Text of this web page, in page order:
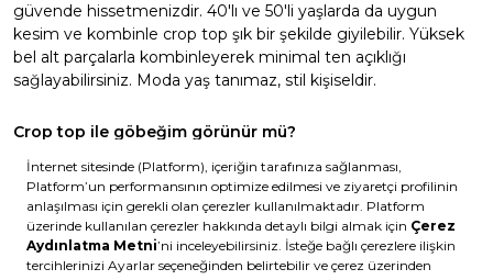
güvende hissetmenizdir. 40'lı ve 50'li yaşlarda da uygun
kesim ve kombinle crop top şık bir şekilde giyilebilir. Yüksek
bel alt parçalarla kombinleyerek minimal ten açıklığı
sağlayabilirsiniz. Moda yaş tanımaz, stil kişiseldir.
Crop top ile göbeğim görünür mü?
Bu tamamen crop top modeline ve kombinine bağlıdır.
Yüksek bel alt parçalarla kombinlediğinizde göbek bölgesi
tamamen kapalı kalır. Daha açık bir görünüm istiyorsanız alt
parçayı biraz aşağıda tutabilirsiniz. Kontrol tamamen sizde ve
kendinizi nasıl rahat hissediyorsanız öyle giyinin.